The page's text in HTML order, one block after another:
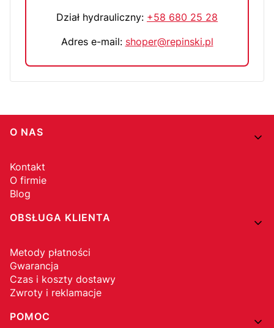
Dział hydrauliczny: +58 680 25 28
Adres e-mail: shoper@repinski.pl
Linki w stopce
O NAS
Kontakt
O firmie
Blog
OBSŁUGA KLIENTA
Metody płatności
Gwarancja
Czas i koszty dostawy
Zwroty i reklamacje
POMOC